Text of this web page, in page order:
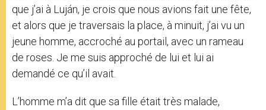
que j’ai à Luján, je crois que nous avions fait une fête,
et alors que je traversais la place, à minuit, j’ai vu un
jeune homme, accroché au portail, avec un rameau
de roses. Je me suis approché de lui et lui ai
demandé ce qu’il avait.
L’homme m’a dit que sa fille était très malade,